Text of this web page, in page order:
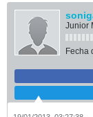
Junior
Fecha